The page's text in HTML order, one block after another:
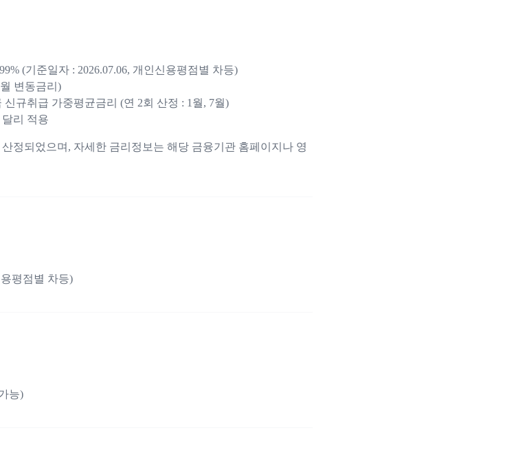
(기준일자 : 2026.07.06, 개인신용평점별 차등)
변동금리)
규취급 가중평균금리 (연 2회 산정 : 1월, 7월)
리 적용
정되었으며, 자세한 금리정보는 해당 금융기관 홈페이지나 영
평점별 차등)
능)